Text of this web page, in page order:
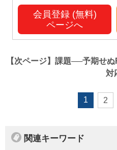
会員登録 (無料)
ページへ
【次ページ】 課題──予期せぬ
対
1 2
関連キーワード